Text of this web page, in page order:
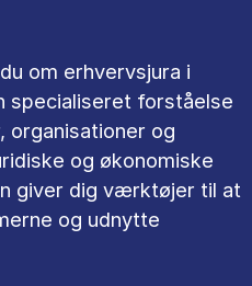
om erhvervsjura i
specialiseret forståelse
organisationer og
og økonomiske
giver dig værktøjer til at
og udnytte